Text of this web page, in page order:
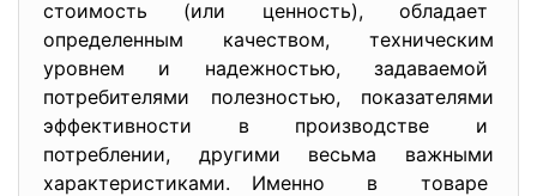
стоимость (или ценность), обладает
определенным качеством, техническим
уровнем и надежностью, задаваемой
потребителями полезностью, показателями
эффективности в производстве и
потреблении, другими весьма важными
характеристиками. Именно в товаре